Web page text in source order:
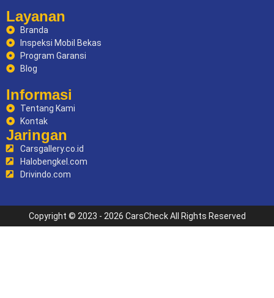
Layanan
Branda
Inspeksi Mobil Bekas
Program Garansi
Blog
Informasi
Tentang Kami
Kontak
Jaringan
Carsgallery.co.id
Halobengkel.com
Drivindo.com
Copyright © 2023 - 2026 CarsCheck All Rights Reserved